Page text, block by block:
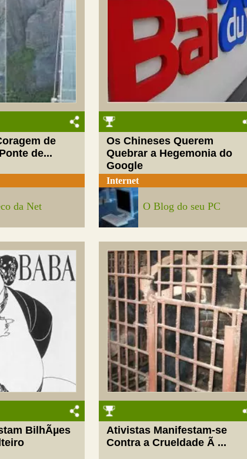
de
de...
da Net
Os Chineses Querem
Quebrar a Hegemonia do
Google
Internet
O Blog do seu PC
BilhÃµes
Ativistas Manifestam-se
Contra a Crueldade Ã ...